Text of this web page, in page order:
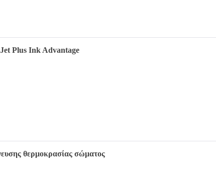
Plus Ink Advantage
θερμοκρασίας σώματος